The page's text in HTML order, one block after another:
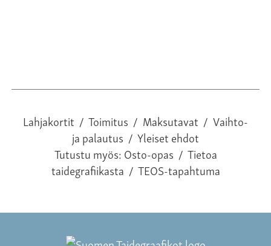
Lahjakortit / Toimitus / Maksutavat / Vaihto-
ja palautus / Yleiset ehdot
Tutustu myös:Osto-opas / Tietoa
taidegrafiikasta / TEOS-tapahtuma